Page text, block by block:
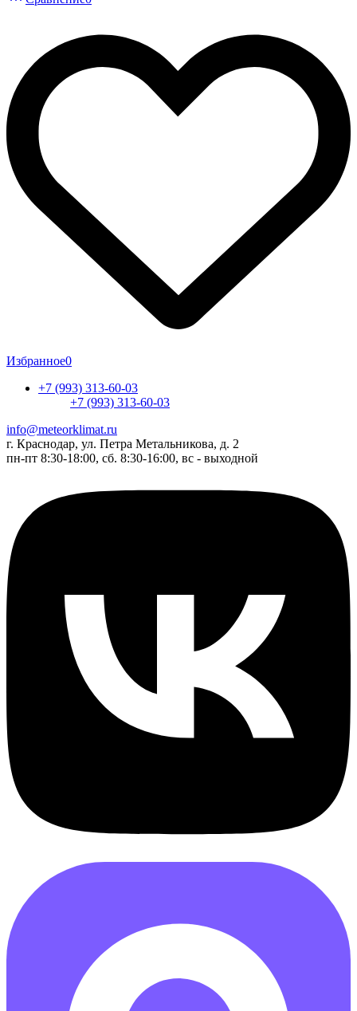
Избранное0
+7 (993) 313-60-03
+7 (993) 313-60-03
info@meteorklimat.ru
г. Краснодар, ул. Петра Метальникова, д. 2
пн-пт 8:30-18:00, сб. 8:30-16:00, вс - выходной